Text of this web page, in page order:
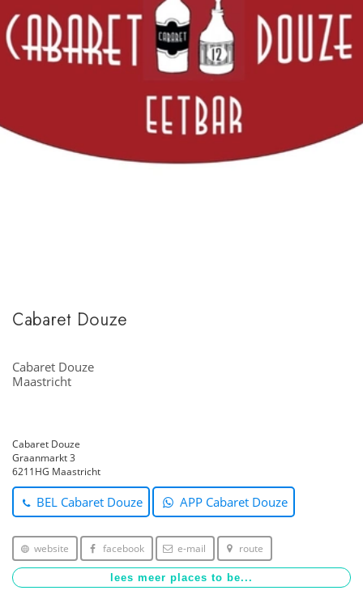
Cabaret Douze
Cabaret Douze
Maastricht
Cabaret Douze
Graanmarkt 3
6211HG Maastricht
BEL Cabaret Douze APP Cabaret Douze